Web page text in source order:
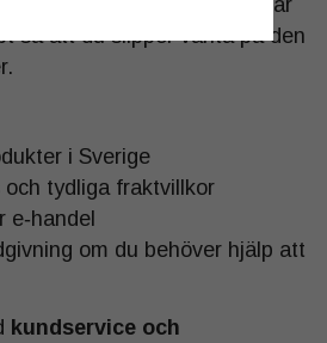
trygg hantering. Vi skickar
så att du slipper vänta på den
i Sverige
och tydliga fraktvillkor
e‑handel
om du behöver hjälp att
kundservice och